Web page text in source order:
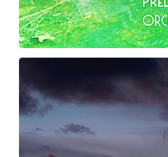
Ondine